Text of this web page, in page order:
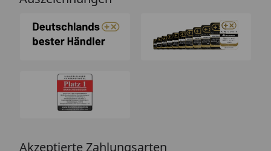
Akzeptierte Zahlungsarten